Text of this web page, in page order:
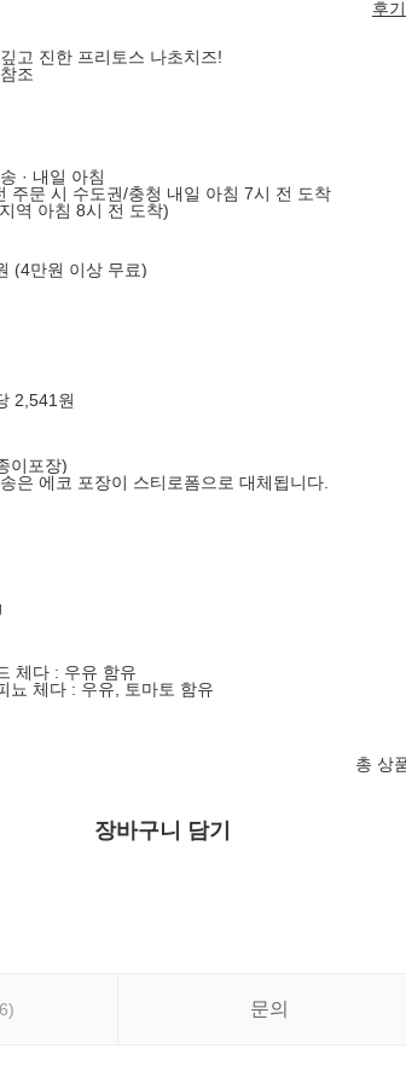
후
고 진한 프리토스 나초치즈!
조
· 내일 아침
주문 시 수도권/충청 내일 아침 7시 전 도착
역 아침 8시 전 도착)
(4만원 이상 무료)
2,541원
이포장)
은 에코 포장이 스티로폼으로 대체됩니다.
체다 : 우유 함유
뇨 체다 : 우유, 토마토 함유
총 상
장바구니 담기
) 문의